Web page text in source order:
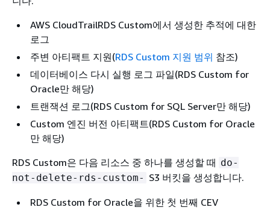
AWS CloudTrailRDS Custom에서 생성한 추적에 대한
로그
주변 아티팩트 지원(RDS Custom 지원 범위 참조)
데이터베이스 다시 실행 로그 파일(RDS Custom for
Oracle만 해당)
트랜잭션 로그(RDS Custom for SQL Server만 해당)
Custom 엔진 버전 아티팩트(RDS Custom for Oracle
만 해당)
RDS Custom은 다음 리소스 중 하나를 생성할 때 do-
not-delete-rds-custom- S3 버킷을 생성합니다.
RDS Custom for Oracle을 위한 첫 번째 CEV